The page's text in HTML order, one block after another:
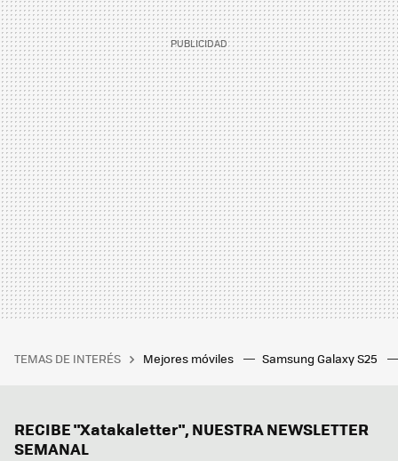
TEMAS DE INTERÉS Mejores móviles Samsung Galaxy S25
RECIBE "Xatakaletter", NUESTRA NEWSLETTER
SEMANAL